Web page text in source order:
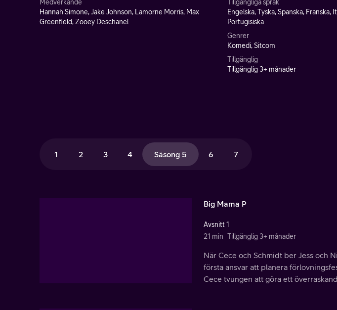
Medverkande
Hannah Simone, Jake Johnson, Lamorne Morris, Max
Greenfield, Zooey Deschanel
Tillgängliga språk
Engelska, Tyska, Spanska, Franska,
Portugisiska
Genrer
Komedi, Sitcom
Tillgänglig
Tillgänglig 3+ månader
1 2 3 4 Säsong 5 6 7
Big Mama P
Avsnitt 1
21 min Tillgänglig 3+ månader
När Cece och Schmidt ber Jess och
första ansvar att planera
Cece tvungen att göra ett